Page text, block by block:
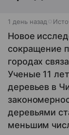
1 день назад
Новое
сокращение
городах
Ученые 11
деревьев в
деревьями
меньшим